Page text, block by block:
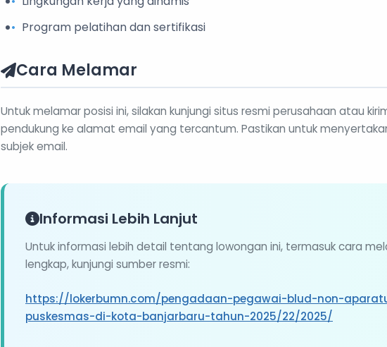
Program pelatihan dan sertifikasi
Cara Melamar
Untuk melamar posisi ini, silakan kunjungi situs resmi perusahaan atau
pendukung ke alamat email yang tercantum. Pastikan untuk
subjek email.
Informasi Lebih Lanjut
Untuk informasi lebih detail tentang lowongan ini, termasuk cara
lengkap, kunjungi sumber resmi:
https://lokerbumn.com/pengadaan-pegawai-blud-non-
puskesmas-di-kota-banjarbaru-tahun-2025/22/2025/